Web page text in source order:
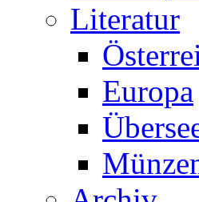
Literatur
Europa